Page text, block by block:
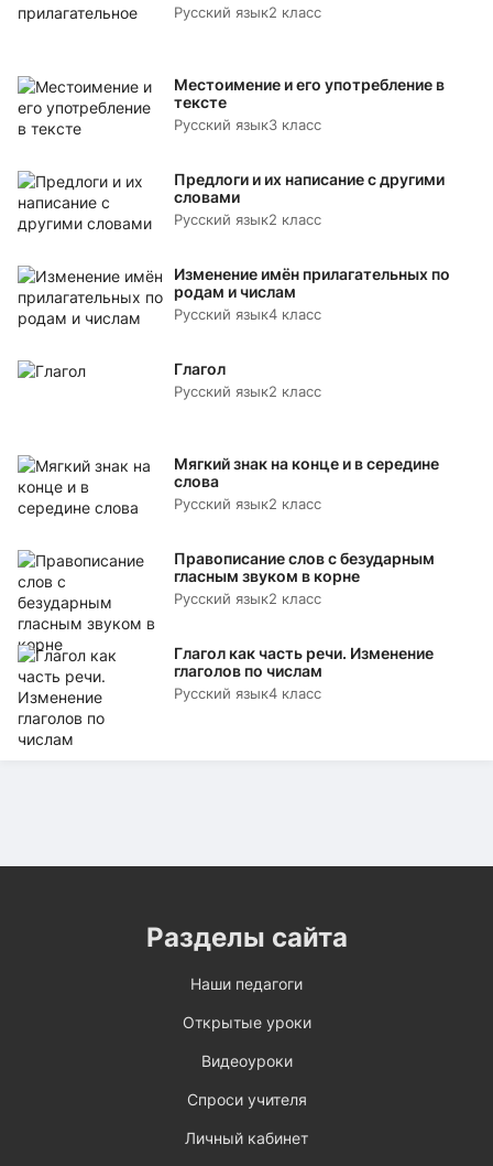
Русский язык2 класс
Местоимение и его употребление в
тексте
Русский язык3 класс
Предлоги и их написание с другими
словами
Русский язык2 класс
Изменение имён прилагательных по
родам и числам
Русский язык4 класс
Глагол
Русский язык2 класс
Мягкий знак на конце и в середине
слова
Русский язык2 класс
Правописание слов с безударным
гласным звуком в корне
Русский язык2 класс
Глагол как часть речи. Изменение
глаголов по числам
Русский язык4 класс
Разделы сайта
Наши педагоги
Открытые уроки
Видеоуроки
Спроси учителя
Личный кабинет